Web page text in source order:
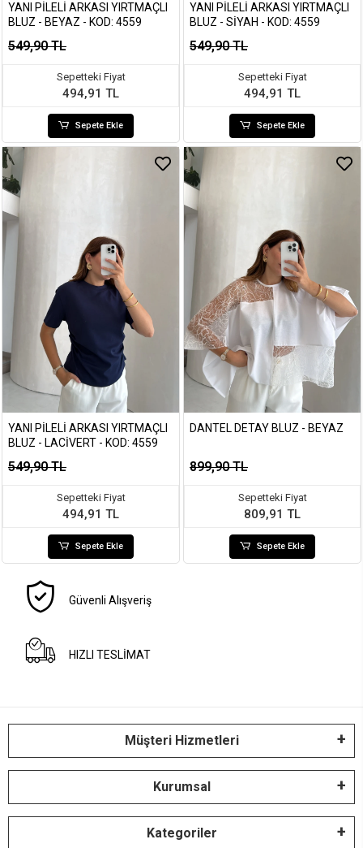
YANI PILELI ARKASI YIRTMAÇLI
BLUZ - BEYAZ - KOD: 4559
549,90 TL
Sepetteki Fiyat
494,91 TL
Sepete Ekle
YANI PILELI ARKASI YIRTMAÇLI
BLUZ - SIYAH - KOD: 4559
549,90 TL
Sepetteki Fiyat
494,91 TL
Sepete Ekle
YANI PILELI ARKASI YIRTMAÇLI
BLUZ - LACIVERT - KOD: 4559
549,90 TL
Sepetteki Fiyat
494,91 TL
Sepete Ekle
DANTEL DETAY BLUZ - BEYAZ
899,90 TL
Sepetteki Fiyat
809,91 TL
Sepete Ekle
Güvenli Alışveriş
HIZLI TESLİMAT
Müşteri Hizmetleri
Kurumsal
Kategoriler